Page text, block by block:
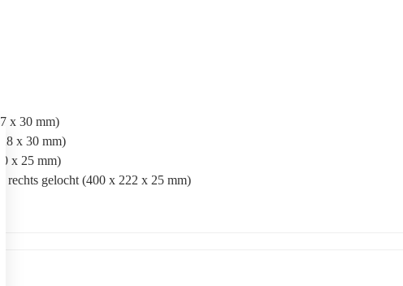
x 30 mm)
x 30 mm)
x 25 mm)
rechts gelocht (400 x 222 x 25 mm)